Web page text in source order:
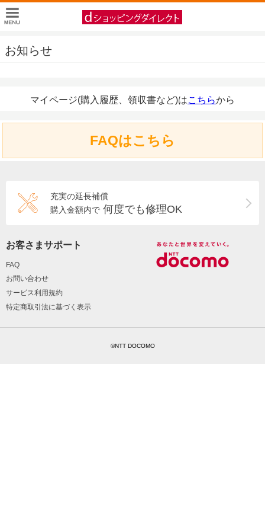
お知らせ
マイページ(購入履歴、領収書など)はこちらから
FAQはこちら
充実の延長補償
購入金額内で 何度でも修理OK
お客さまサポート
FAQ
お問い合わせ
サービス利用規約
特定商取引法に基づく表示
©NTT DOCOMO